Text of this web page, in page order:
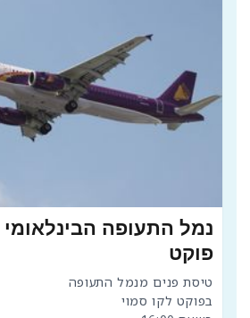
נמל התעופה
פוקט